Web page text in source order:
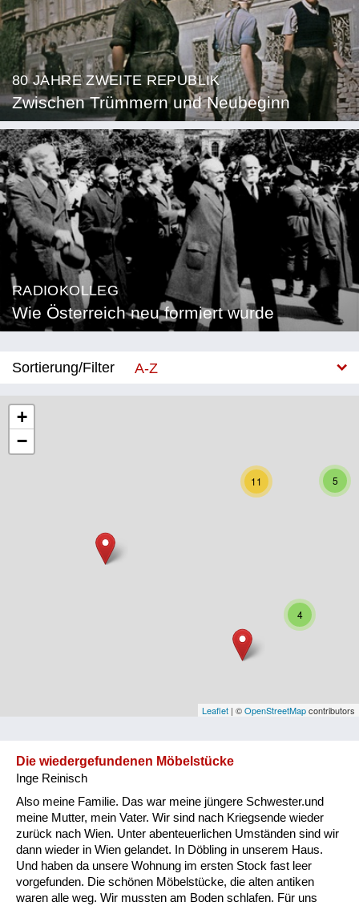
80 JAHRE ZWEITE REPUBLIK
Zwischen Trümmern und Neubeginn
RADIOKOLLEG
Wie Österreich neu formiert wurde
Sortierung/Filter
A-Z
Vorarlberg
Besatzungsmächte
Frauen, Mütter, Kinder
Versorgung
11 5
4
+
−
Leaflet | ©OpenStreetMapcontributors
Die wiedergefundenen Möbelstücke
Inge Reinisch
Also meine Familie. Das war meine jüngere Schwester.und
meine Mutter, mein Vater. Wir sind nach Kriegsende wieder
zurück nach Wien. Unter abenteuerlichen Umständen sind wir
dann wieder in Wien gelandet. In Döbling in unserem Haus.
Und haben da unsere Wohnung im ersten Stock fast leer
vorgefunden. Die schönen Möbelstücke, die alten antiken
waren alle weg. Wir mussten am Boden schlafen. Für uns